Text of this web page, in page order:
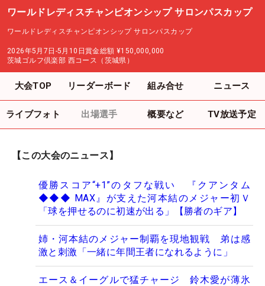
ワールドレディスチャンピオンシップ サロンパスカップ
ワールドレディスチャンピオンシップ サロンパスカップ
2026年5月7日-5月10日賞金総額 ¥150,000,000
茨城ゴルフ倶楽部 西コース（茨城県）
大会TOP リーダーボード 組み合せ ニュース
ライブフォト 出場選手 概要など TV放送予定
【この大会のニュース】
優勝スコア“+1”のタフな戦い 『クアンタム
◆◆◆ MAX』が支えた河本結のメジャー初Ｖ
「球を押せるのに初速が出る」【勝者のギア】
姉・河本結のメジャー制覇を現地観戦 弟は感
激と刺激「一緒に年間王者になれるように」
エース＆イーグルで猛チャージ 鈴木愛が薄氷